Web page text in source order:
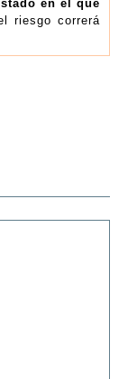
en el que
riesgo correrá